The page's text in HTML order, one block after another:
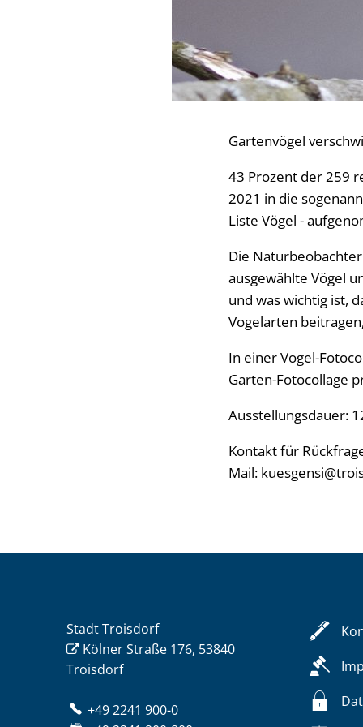
Gartenvögel
43 Prozent der 259
2021 in die
Liste Vögel -
Die
ausgewählte Vögel
und was wichtig ist,
Vogelarten
In einer Vogel-
Garten-Fotocollage
Ausstellungsdauer:
Kontakt für
Mail:
Stadt Troisdorf
Kölner Straße 176, 53840
Troisdorf
+49 2241 900-0